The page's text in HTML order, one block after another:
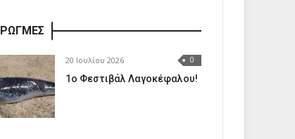
ΡΩΓΜΕΣ
20 Ιουλίου 2026 0
1o Φεστιβάλ Λαγοκέφαλου!